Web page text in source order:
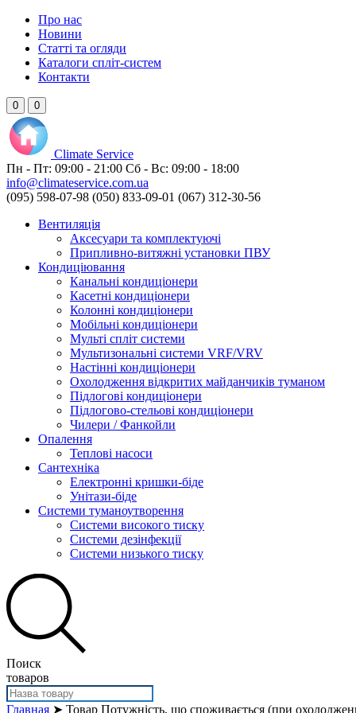
Про нас
Новини
Статті та огляди
Каталоги спліт-систем
Контакти
0 0
Climate Service
Пн - Пт: 09:00 - 21:00 Сб - Вс: 09:00 - 18:00
info@climateservice.com.ua
(095) 598-07-98 (050) 833-09-01 (067) 312-30-56
Вентиляція
Аксесуари та комплектуючі
Припливно-витяжні установки ПВУ
Кондиціювання
Канальні кондиціонери
Касетні кондиціонери
Колонні кондиціонери
Мобільні кондиціонери
Мульті спліт системи
Мультизональні системи VRF/VRV
Настінні кондиціонери
Охолодження відкритих майданчиків туманом
Підлогові кондиціонери
Підлогово-стельові кондиціонери
Чилери / Фанкойли
Опалення
Теплові насоси
Сантехніка
Електронні кришки-біде
Унітази-біде
Системи туманоутворення
Системи високого тиску
Системи дезінфекції
Системи низького тиску
Поиск
товаров
Главная ➤ Товар Потужність, що споживається (при